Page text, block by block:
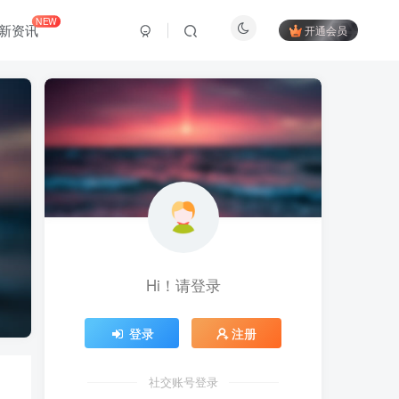
资讯NEW
开通会员
Hi！请登录
登录 注册
社交账号登录